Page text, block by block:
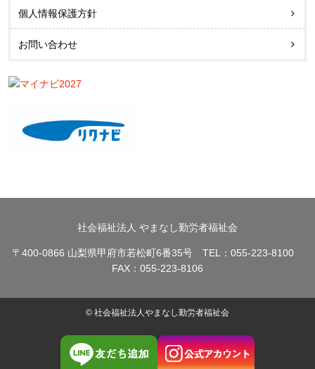
個人情報保護方針
お問い合わせ
社会福祉法人 やまなし勤労者福祉会
〒400-0866 山梨県甲府市若松町6番35号 TEL：055-223-8100
FAX：055-223-8106
© 社会福祉法人やまなし勤労者福祉会